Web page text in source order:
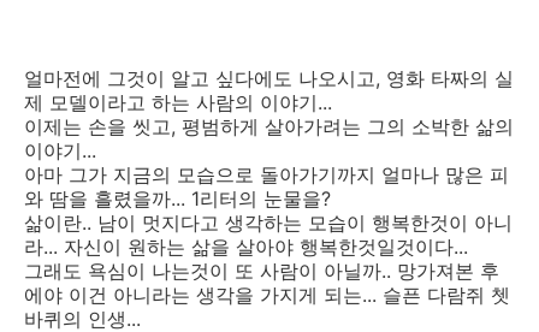
얼마전에 그것이 알고 싶다에도 나오시고, 영화 타짜의 실
제 모델이라고 하는 사람의 이야기...
이제는 손을 씻고, 평범하게 살아가려는 그의 소박한 삶의
이야기...
아마 그가 지금의 모습으로 돌아가기까지 얼마나 많은 피
와 땀을 흘렸을까... 1리터의 눈물을?
삶이란.. 남이 멋지다고 생각하는 모습이 행복한것이 아니
라... 자신이 원하는 삶을 살아야 행복한것일것이다...
그래도 욕심이 나는것이 또 사람이 아닐까.. 망가져본 후
에야 이건 아니라는 생각을 가지게 되는... 슬픈 다람쥐 쳇
바퀴의 인생...